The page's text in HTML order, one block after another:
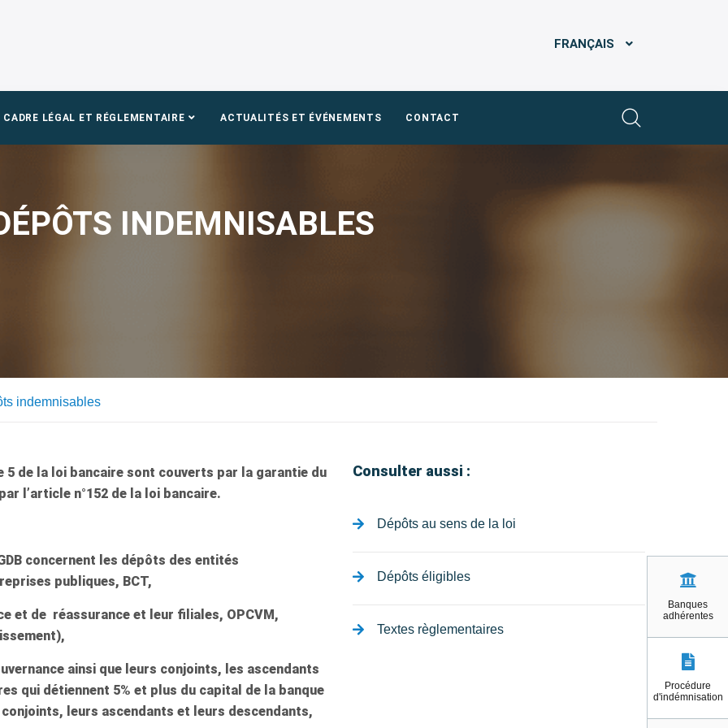
FRANÇAIS
Banques
adhérentes
Procédure
d'indémnisation
CADRE LÉGAL ET RÉGLEMENTAIRE ACTUALITÉS ET ÉVÉNEMENTS CONTACT
INDEMNISABLES
indemnisables
5 de la loi bancaire sont couverts par la garantie du
l’article n°152 de la loi bancaire.
concernent les dépôts des entités
publiques, BCT,
et de réassurance et leur filiales, OPCVM,
ainsi que leurs conjoints, les ascendants
qui détiennent 5% et plus du capital de la banque
leurs ascendants et leurs descendants,
Consulter aussi :
Dépôts au sens de la loi
Dépôts éligibles
Textes règlementaires